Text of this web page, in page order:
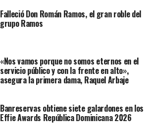
Falleció Don Román Ramos, el gran roble del
grupo Ramos
«Nos vamos porque no somos eternos en el
servicio público y con la frente en alto»,
asegura la primera dama, Raquel Arbaje
Banreservas obtiene siete galardones en los
Effie Awards República Dominicana 2026